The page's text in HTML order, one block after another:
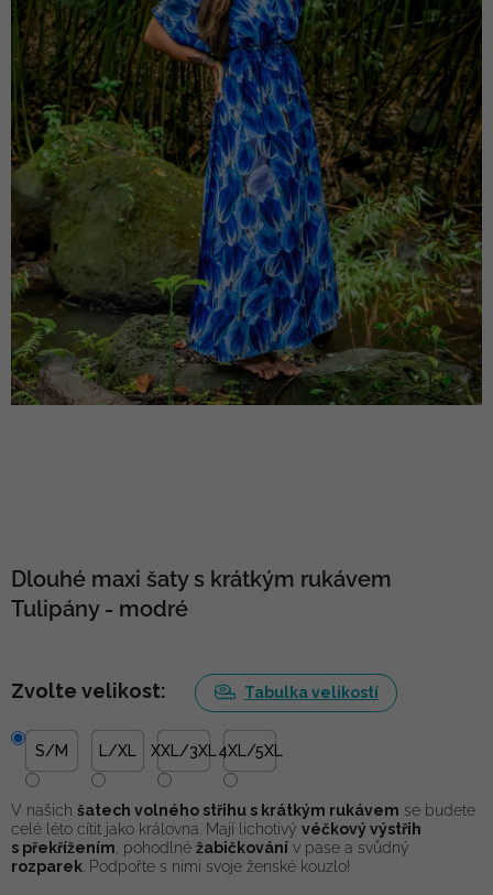
Dlouhé maxi šaty s krátkým rukávem
Tulipány - modré
Zvolte velikost: Tabulka velikostí
S/M L/XL XXL/3XL 4XL/5XL
V našich šatech volného střihu s krátkým rukávem se budete
celé léto cítit jako královna. Mají lichotivý véčkový výstřih
s překřížením , pohodlné žabičkování v pase a svůdný
rozparek . Podpořte s nimi svoje ženské kouzlo!